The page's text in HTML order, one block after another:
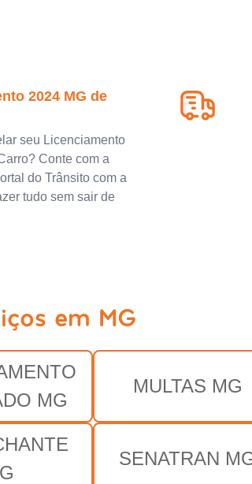
2024 MG de
seu Licenciamento
Conte com a
do Trânsito com a
tudo sem sair de
em MG
MG
MULTAS MG
SENATRAN